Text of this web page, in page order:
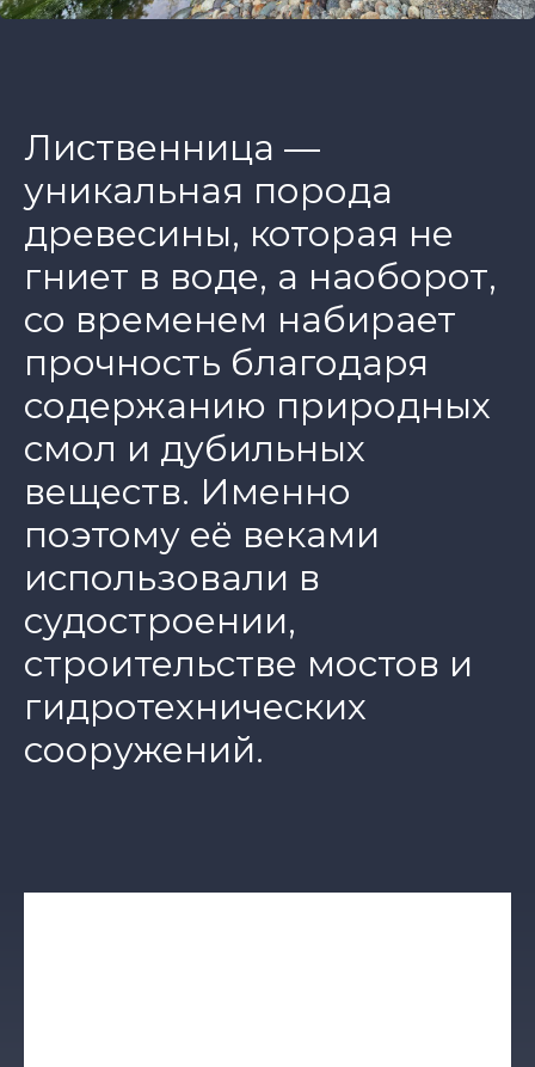
Лиственница —
уникальная порода
древесины, которая не
гниет в воде, а наоборот,
со временем набирает
прочность благодаря
содержанию природных
смол и дубильных
веществ. Именно
поэтому её веками
использовали в
судостроении,
строительстве мостов и
гидротехнических
сооружений.